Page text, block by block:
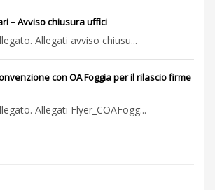
– Avviso chiusura uffici
Allegati avviso chiusu...
con OA Foggia per il rilascio firme
Allegati Flyer_COAFogg...